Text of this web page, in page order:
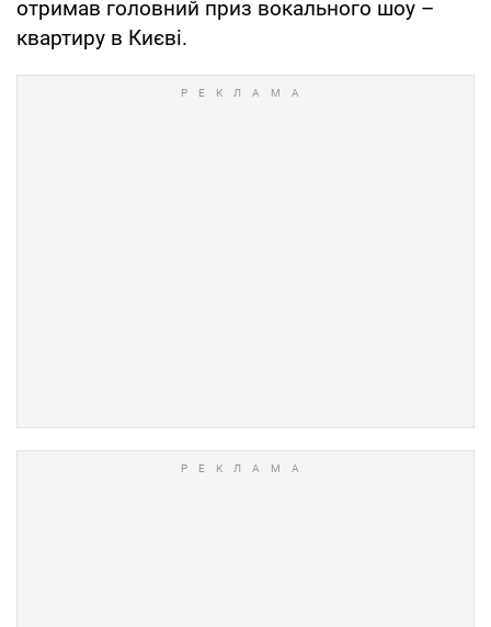
отримав головний приз вокального шоу –
квартиру в Києві.